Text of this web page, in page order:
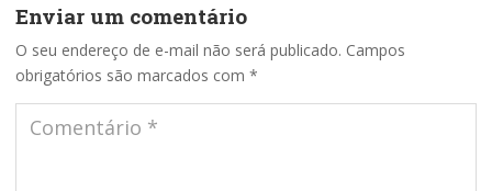
Enviar um comentário
O seu endereço de e-mail não será publicado. Campos
obrigatórios são marcados com *